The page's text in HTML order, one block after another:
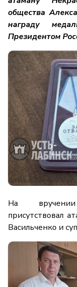
общества
награду
Президентом
На вручении
присутствовал
Васильченко и